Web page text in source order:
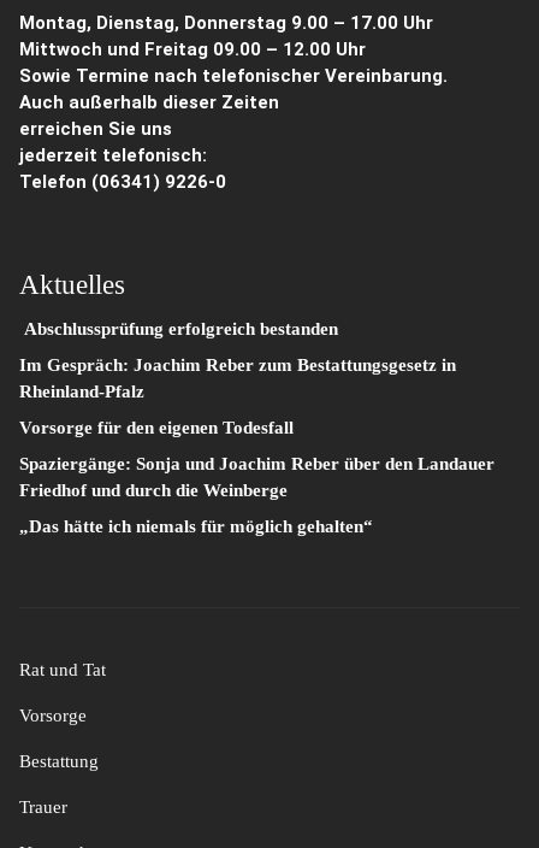
Montag, Dienstag, Donnerstag 9.00 – 17.00 Uhr
Mittwoch und Freitag 09.00 – 12.00 Uhr
Sowie Termine nach telefonischer Vereinbarung.
Auch außerhalb dieser Zeiten
erreichen Sie uns
jederzeit telefonisch:
Telefon (06341) 9226-0
Aktuelles
Abschlussprüfung erfolgreich bestanden
Im Gespräch: Joachim Reber zum Bestattungsgesetz in
Rheinland-Pfalz
Vorsorge für den eigenen Todesfall
Spaziergänge: Sonja und Joachim Reber über den Landauer
Friedhof und durch die Weinberge
„Das hätte ich niemals für möglich gehalten“
Rat und Tat
Vorsorge
Bestattung
Trauer